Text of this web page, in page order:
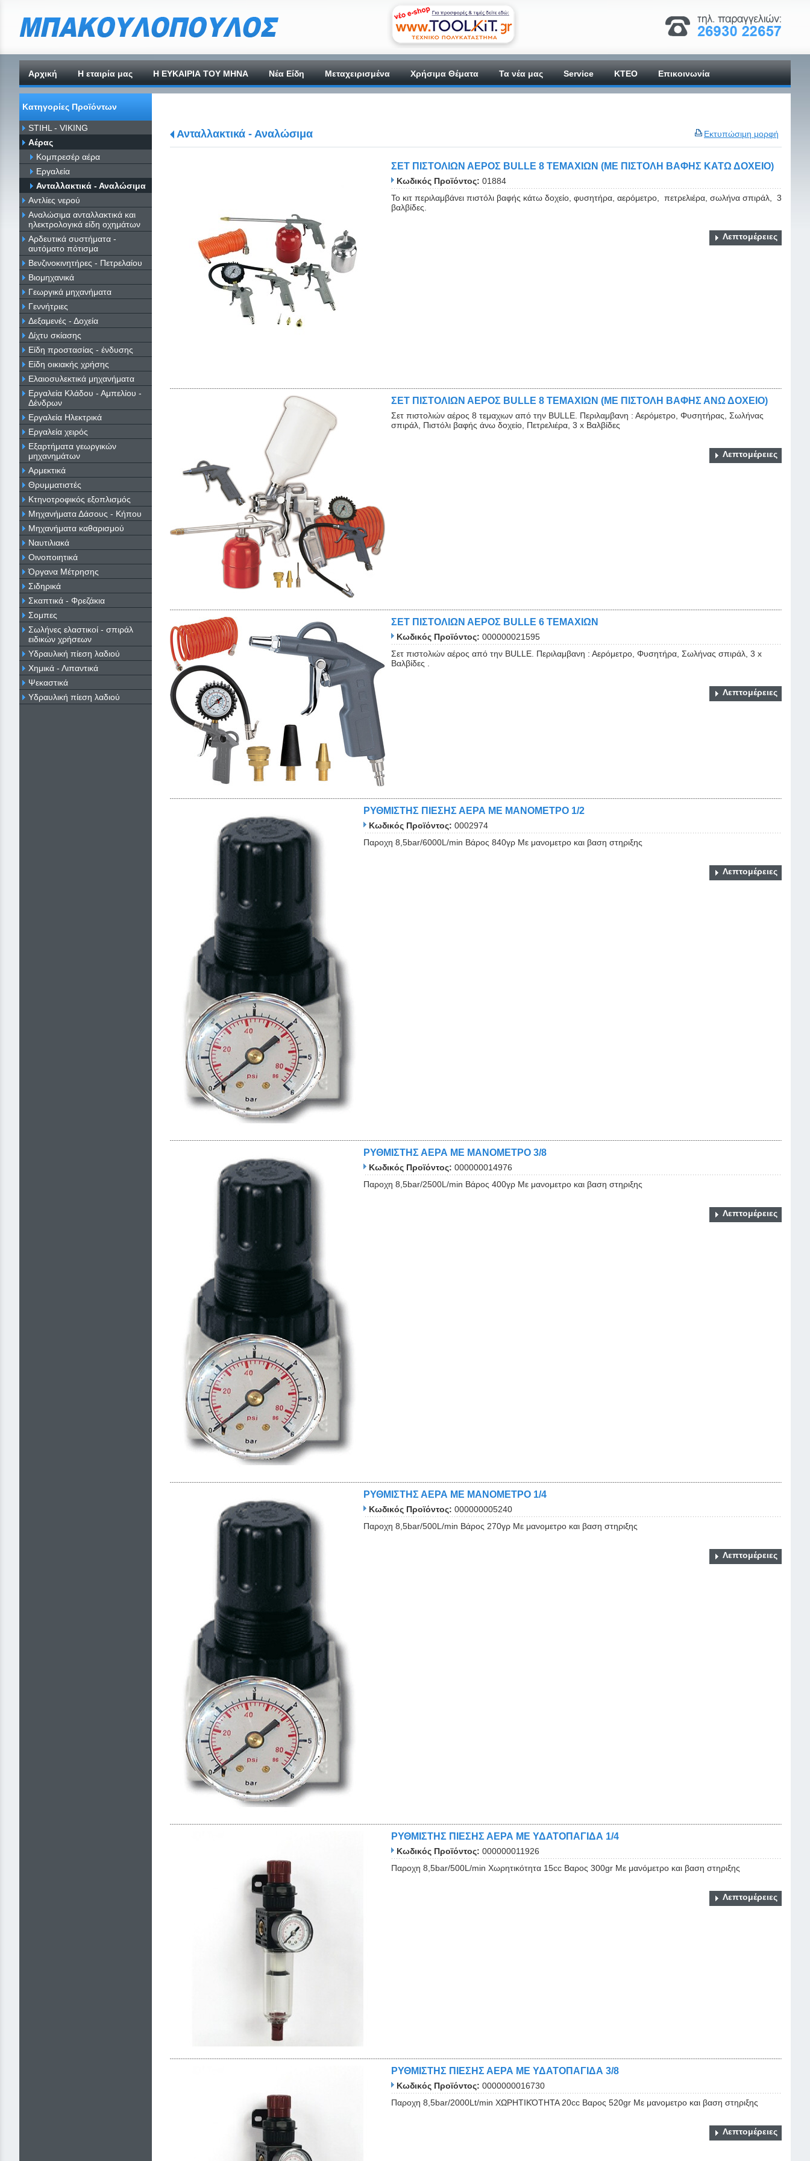
Αρχική H εταιρία μας Η ΕΥΚΑΙΡΙΑ ΤΟΥ ΜΗΝΑ Νέα Είδη Μεταχειρισμένα Χρήσιμα Θέματα Τα νέα μας Service ΚΤΕΟ Επικοινωνία
Κατηγορίες Προϊόντων
STIHL - VIKING
Αέρας
Κομπρεσέρ αέρα
Εργαλεία
Ανταλλακτικά - Αναλώσιμα
Αντλίες νερού
Αναλώσιμα ανταλλακτικά και
ηλεκτρολογικά είδη οχημάτων
Αρδευτικά συστήματα -
αυτόματο πότισμα
Βενζινοκινητήρες - Πετρελαίου
Βιομηχανικά
Γεωργικά μηχανήματα
Γεννήτριες
Δεξαμενές - Δοχεία
Δίχτυ σκίασης
Είδη προστασίας - ένδυσης
Είδη οικιακής χρήσης
Ελαιοσυλεκτικά μηχανήματα
Εργαλεία Κλάδου - Αμπελίου -
Δένδρων
Εργαλεία Ηλεκτρικά
Εργαλεία χειρός
Εξαρτήματα γεωργικών
μηχανημάτων
Αρμεκτικά
Θρυμματιστές
Κτηνοτροφικός εξοπλισμός
Μηχανήματα Δάσους - Κήπου
Μηχανήματα καθαρισμού
Ναυτιλιακά
Οινοποιητικά
Όργανα Μέτρησης
Σιδηρικά
Σκαπτικά - Φρεζάκια
Σομπες
Σωλήνες ελαστικοί - σπιράλ
ειδικών χρήσεων
Υδραυλική πίεση λαδιού
Χημικά - Λιπαντικά
Ψεκαστικά
Υδραυλική πίεση λαδιού
Εκτυπώσιμη μορφή
Ανταλλακτικά - Αναλώσιμα
ΣΕΤ ΠΙΣΤΟΛΙΩΝ ΑΕΡΟΣ BULLE 8 ΤΕΜΑΧΙΩΝ (ΜΕ ΠΙΣΤΟΛΗ ΒΑΦΗΣ ΚΑΤΩ ΔΟΧΕΙΟ)
Κωδικός Προϊόντος: 01884
Το κιτ περιλαμβάνει πιστόλι βαφής κάτω δοχείο, φυσητήρα, αερόμετρο, πετρελιέρα, σωλήνα σπιράλ, 3
βαλβίδες.
Λεπτομέρειες
ΣΕΤ ΠΙΣΤΟΛΙΩΝ ΑΕΡΟΣ BULLE 8 ΤΕΜΑΧΙΩΝ (ΜΕ ΠΙΣΤΟΛΗ ΒΑΦΗΣ ΑΝΩ ΔΟΧΕΙΟ)
Σετ πιστολιών αέρος 8 τεμαχιων από την BULLE. Περιλαμβανη : Αερόμετρο, Φυσητήρας, Σωλήνας
σπιράλ, Πιστόλι βαφής άνω δοχείο, Πετρελιέρα, 3 x Βαλβίδες
Λεπτομέρειες
ΣΕΤ ΠΙΣΤΟΛΙΩΝ ΑΕΡΟΣ BULLE 6 ΤΕΜΑΧΙΩΝ
Κωδικός Προϊόντος: 000000021595
Σετ πιστολιών αέρος από την BULLE. Περιλαμβανη : Αερόμετρο, Φυσητήρα, Σωλήνας σπιράλ, 3 x
Βαλβίδες .
Λεπτομέρειες
ΡΥΘΜΙΣΤΗΣ ΠΙΕΣΗΣ ΑΕΡΑ ΜΕ ΜΑΝΟΜΕΤΡΟ 1/2
Κωδικός Προϊόντος: 0002974
Παροχη 8,5bar/6000L/min Βάρος 840γρ Με μανομετρο και βαση στηριξης
Λεπτομέρειες
ΡΥΘΜΙΣΤΗΣ ΑΕΡΑ ΜΕ ΜΑΝΟΜΕΤΡΟ 3/8
Κωδικός Προϊόντος: 000000014976
Παροχη 8,5bar/2500L/min Βάρος 400γρ Με μανομετρο και βαση στηριξης
Λεπτομέρειες
ΡΥΘΜΙΣΤΗΣ ΑΕΡΑ ΜΕ ΜΑΝΟΜΕΤΡΟ 1/4
Κωδικός Προϊόντος: 000000005240
Παροχη 8,5bar/500L/min Βάρος 270γρ Με μανομετρο και βαση στηριξης
Λεπτομέρειες
ΡΥΘΜΙΣΤΗΣ ΠΙΕΣΗΣ ΑΕΡΑ ΜΕ ΥΔΑΤΟΠΑΓΙΔΑ 1/4
Κωδικός Προϊόντος: 000000011926
Παροχη 8,5bar/500L/min Χωρητικότητα 15cc Βαρος 300gr Με μανόμετρο και βαση στηριξης
Λεπτομέρειες
ΡΥΘΜΙΣΤΗΣ ΠΙΕΣΗΣ ΑΕΡΑ ΜΕ ΥΔΑΤΟΠΑΓΙΔΑ 3/8
Κωδικός Προϊόντος: 0000000016730
Παροχη 8,5bar/2000Lt/min XΩΡΗΤΙΚΌΤΗΤΑ 20cc Bαρος 520gr Με μανομετρο και βαση στηριξης
Λεπτομέρειες